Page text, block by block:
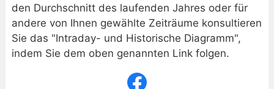
den Durchschnitt des laufenden Jahres oder für
andere von Ihnen gewählte Zeiträume konsultieren
Sie das "Intraday- und Historische Diagramm",
indem Sie dem oben genannten Link folgen.